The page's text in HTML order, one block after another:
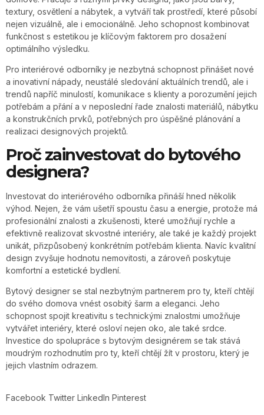
textury, osvětlení a nábytek, a vytváří tak prostředí, které působí
nejen vizuálně, ale i emocionálně. Jeho schopnost kombinovat
funkčnost s estetikou je klíčovým faktorem pro dosažení
optimálního výsledku.
Pro interiérové odborníky je nezbytná schopnost přinášet nové
a inovativní nápady, neustálé sledování aktuálních trendů, ale i
trendů napříč minulostí, komunikace s klienty a porozumění jejich
potřebám a přání a v neposlední řade znalosti materiálů, nábytku
a konstrukčních prvků, potřebných pro úspěšné plánování a
realizaci designových projektů.
Proč zainvestovat do bytového
designera?
Investovat do interiérového odborníka přináší hned několik
výhod. Nejen, že vám ušetří spoustu času a energie, protože má
profesionální znalosti a zkušenosti, které umožňují rychle a
efektivně realizovat skvostné interiéry, ale také je každý projekt
unikát, přizpůsobený konkrétním potřebám klienta. Navíc kvalitní
design zvyšuje hodnotu nemovitosti, a zároveň poskytuje
komfortní a estetické bydlení.
Bytový designer se stal nezbytným partnerem pro ty, kteří chtějí
do svého domova vnést osobitý šarm a eleganci. Jeho
schopnost spojit kreativitu s technickými znalostmi umožňuje
vytvářet interiéry, které osloví nejen oko, ale také srdce.
Investice do spolupráce s bytovým designérem se tak stává
moudrým rozhodnutím pro ty, kteří chtějí žít v prostoru, který je
jejich vlastním odrazem.
Facebook Twitter LinkedIn Pinterest